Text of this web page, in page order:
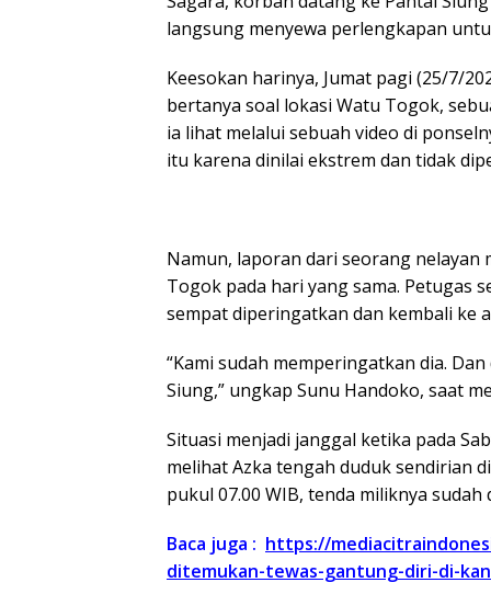
langsung menyewa perlengkapan
Keesokan harinya, Jumat pagi (25/7/
bertanya soal lokasi Watu Togok,
ia lihat melalui sebuah video di
itu karena dinilai ekstrem dan tidak
Namun, laporan dari seorang nelayan
Togok pada hari yang sama. Petugas
sempat diperingatkan dan kembali ke
“Kami sudah memperingatkan dia.
Siung,” ungkap Sunu Handoko, saat
Situasi menjadi janggal ketika pada
melihat Azka tengah duduk sendirian
pukul 07.00 WIB, tenda miliknya
Baca juga : https://
ditemukan-tewas-gantung-diri-di-